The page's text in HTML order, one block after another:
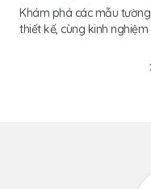
Khám phá các mẫu
thiết kế, cùng kinh nghiệm